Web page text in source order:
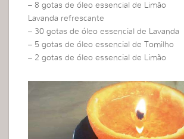
– 8 gotas de óleo essencial de Limão
Lavanda refrescante
– 30 gotas de óleo essencial de Lavanda
– 5 gotas de óleo essencial de Tomilho
– 2 gotas de óleo essencial de Limão